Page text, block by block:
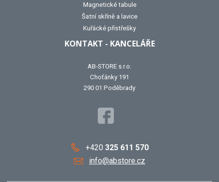
Magnetické tabule
Šatní skříně a lavice
Kuřácké přístřešky
KONTAKT - KANCELÁŘE
AB-STORE s.r.o.
Choťánky 191
290 01 Poděbrady
+420 325 611 570
info@abstore.cz